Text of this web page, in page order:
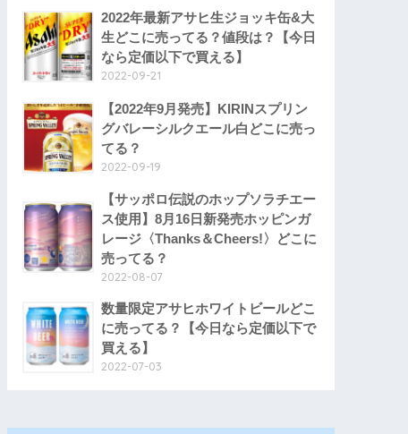
2022年最新アサヒ生ジョッキ缶&大
生どこに売ってる？値段は？【今日
なら定価以下で買える】
2022-09-21
【2022年9月発売】KIRINスプリン
グバレーシルクエール白どこに売っ
てる？
2022-09-19
【サッポロ伝説のホップソラチエー
ス使用】8月16日新発売ホッピンガ
レージ〈Thanks＆Cheers!〉どこに
売ってる？
2022-08-07
数量限定アサヒホワイトビールどこ
に売ってる？【今日なら定価以下で
買える】
2022-07-03